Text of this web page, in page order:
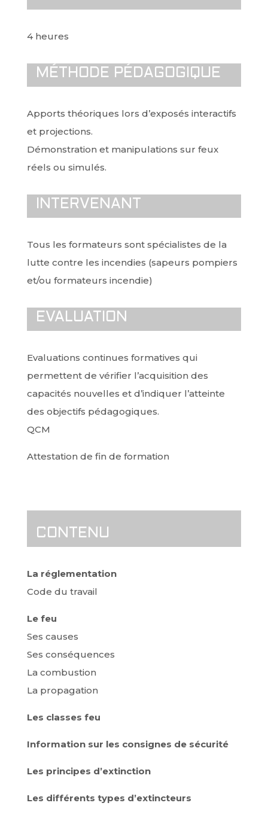
4 heures
MÉTHODE PÉDAGOGIQUE
Apports théoriques lors d’exposés interactifs
et projections.
Démonstration et manipulations sur feux
réels ou simulés.
INTERVENANT
Tous les formateurs sont spécialistes de la
lutte contre les incendies (sapeurs pompiers
et/ou formateurs incendie)
EVALUATION
Evaluations continues formatives qui
permettent de vérifier l’acquisition des
capacités nouvelles et d’indiquer l’atteinte
des objectifs pédagogiques.
QCM
Attestation de fin de formation
CONTENU
La réglementation
Code du travail
Le feu
Ses causes
Ses conséquences
La combustion
La propagation
Les classes feu
Information sur les consignes de sécurité
Les principes d’extinction
Les différents types d’extincteurs